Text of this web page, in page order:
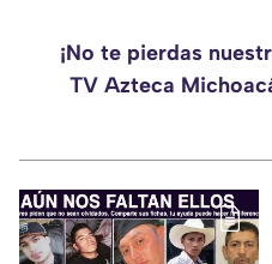
¡No te pierdas
TV Azteca